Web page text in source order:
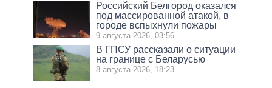
Российский Белгород оказался
под массированной атакой, в
городе вспыхнули пожары
9 августа 2026, 03:56
В ГПСУ рассказали о ситуации
на границе с Беларусью
8 августа 2026, 18:23